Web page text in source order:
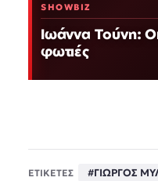
SHOWBIZ
Ιωάννα Τούνη:
φωτιές
ΕΤΙΚΕΤΕΣ #ΓΙΩΡΓΟΣ